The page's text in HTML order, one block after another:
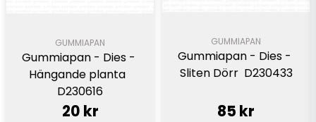
GUMMIAPAN
Gummiapan - Dies -
Hängande planta
D230616
20 kr
GUMMIAPAN
Gummiapan - Dies -
Sliten Dörr  D230433
85 kr